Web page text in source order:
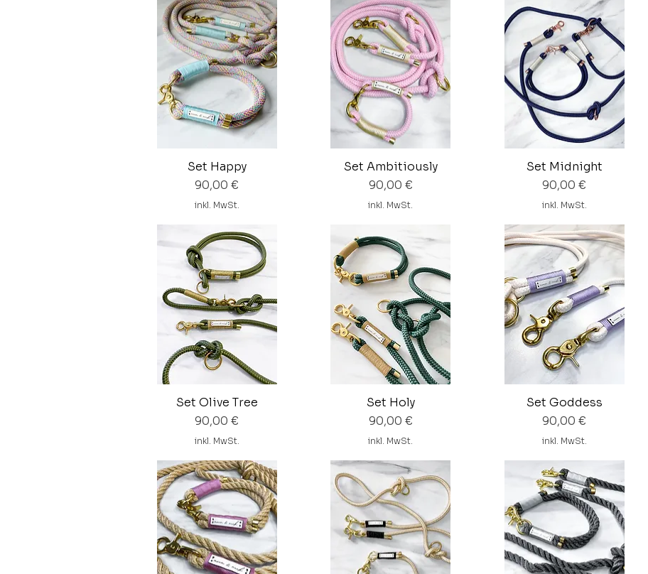
Set Happy
Preis
90,00 €
inkl. MwSt.
Set Ambitiously
Preis
90,00 €
inkl. MwSt.
Set Midnight
Preis
90,00 €
inkl. MwSt.
Set Olive Tree
Preis
90,00 €
inkl. MwSt.
Set Holy
Preis
90,00 €
inkl. MwSt.
Set Goddess
Preis
90,00 €
inkl. MwSt.